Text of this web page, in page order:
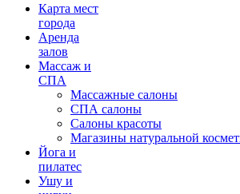
Карта мест
города
Аренда
залов
Массаж и
СПА
Массажные салоны
СПА салоны
Салоны красоты
Магазины натуральной
Йога и
пилатес
Ушу и